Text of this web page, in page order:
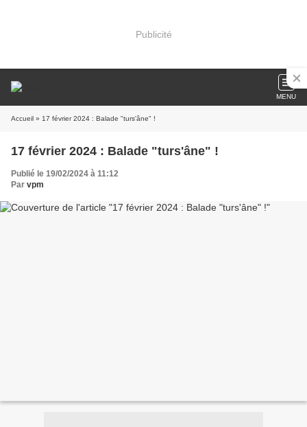
Publicité
MENU
Accueil » 17 février 2024 : Balade "turs'âne" !
17 février 2024 : Balade "turs'âne" !
Publié le 19/02/2024 à 11:12
Par vpm